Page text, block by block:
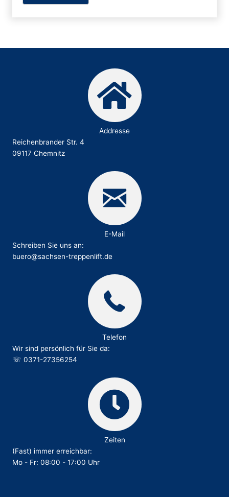
Addresse
Reichenbrander Str. 4
09117 Chemnitz
E-Mail
Schreiben Sie uns an:
buero@sachsen-treppenlift.de
Telefon
Wir sind persönlich für Sie da:
☏ 0371-27356254
Zeiten
(Fast) immer erreichbar:
Mo - Fr: 08:00 - 17:00 Uhr